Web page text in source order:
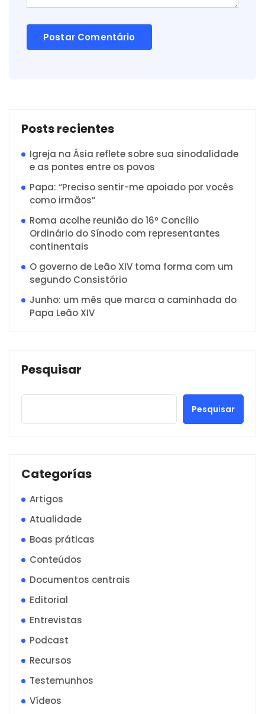
Posts recientes
Igreja na Ásia reflete sobre sua sinodalidade
e as pontes entre os povos
Papa: “Preciso sentir-me apoiado por vocês
como irmãos”
Roma acolhe reunião do 16º Concílio
Ordinário do Sínodo com representantes
continentais
O governo de Leão XIV toma forma com um
segundo Consistório
Junho: um mês que marca a caminhada do
Papa Leão XIV
Pesquisar
Pesquisar
Categorías
Artigos
Atualidade
Boas práticas
Conteúdos
Documentos centrais
Editorial
Entrevistas
Podcast
Recursos
Testemunhos
Vídeos